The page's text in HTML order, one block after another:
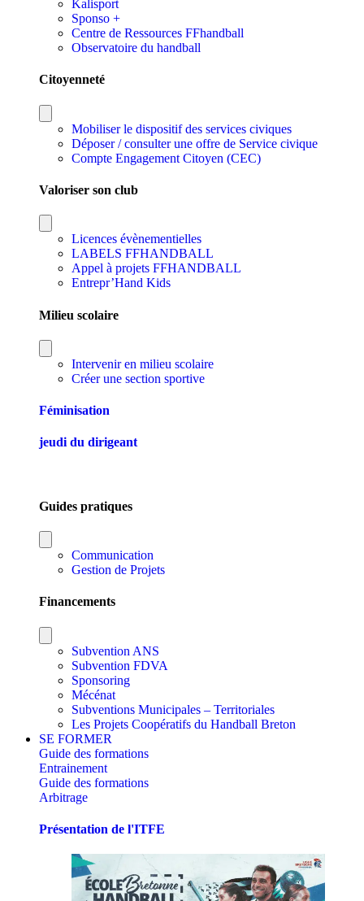
Kalisport
Sponso +
Centre de Ressources FFhandball
Observatoire du handball
Citoyenneté
Mobiliser le dispositif des services civiques
Déposer / consulter une offre de Service civique
Compte Engagement Citoyen (CEC)
Valoriser son club
Licences évènementielles
LABELS FFHANDBALL
Appel à projets FFHANDBALL
Entrepr’Hand Kids
Milieu scolaire
Intervenir en milieu scolaire
Créer une section sportive
Féminisation
jeudi du dirigeant
Guides pratiques
Communication
Gestion de Projets
Financements
Subvention ANS
Subvention FDVA
Sponsoring
Mécénat
Subventions Municipales – Territoriales
Les Projets Coopératifs du Handball Breton
SE FORMER
Guide des formations
Entrainement
Guide des formations
Arbitrage
Présentation de l'ITFE